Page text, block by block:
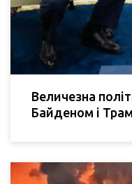
Величезна
Байденом і